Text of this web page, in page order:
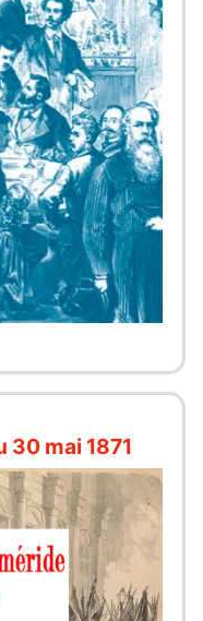
30 mai 1871